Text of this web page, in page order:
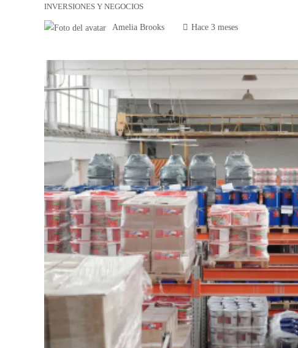
INVERSIONES Y NEGOCIOS
Amelia Brooks Hace 3 meses